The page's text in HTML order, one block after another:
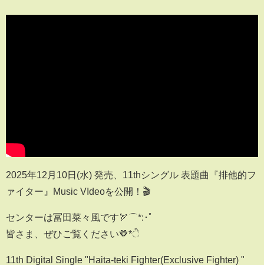
2025年12月10日(水) 発売、11thシングル 表題曲『排他的フ
ァイター』Music VIdeoを公開！🎬
センターは冨田菜々風です🏹⌒*:･ﾟ
皆さま、ぜひご覧ください🤎*ੈ
11th Digital Single "Haita-teki Fighter(Exclusive Fighter) "